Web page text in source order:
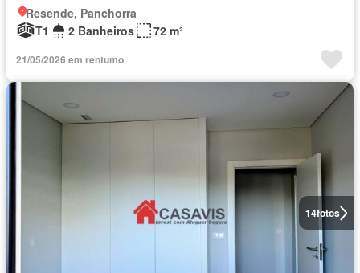
Resende, Panchorra
T1
2 Banheiros 72 m²
21/05/2026 em rentumo
14fotos